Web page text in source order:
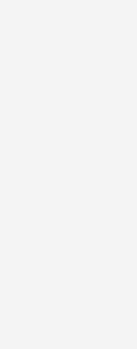
واحة إيمانية تأخذ